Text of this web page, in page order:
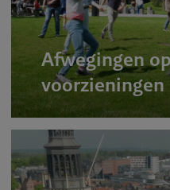
Afwegingen
voorzieningen